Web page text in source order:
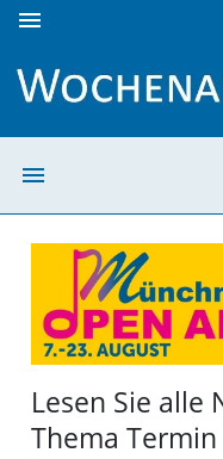
menu
menu
Lesen Sie alle
Thema Termin